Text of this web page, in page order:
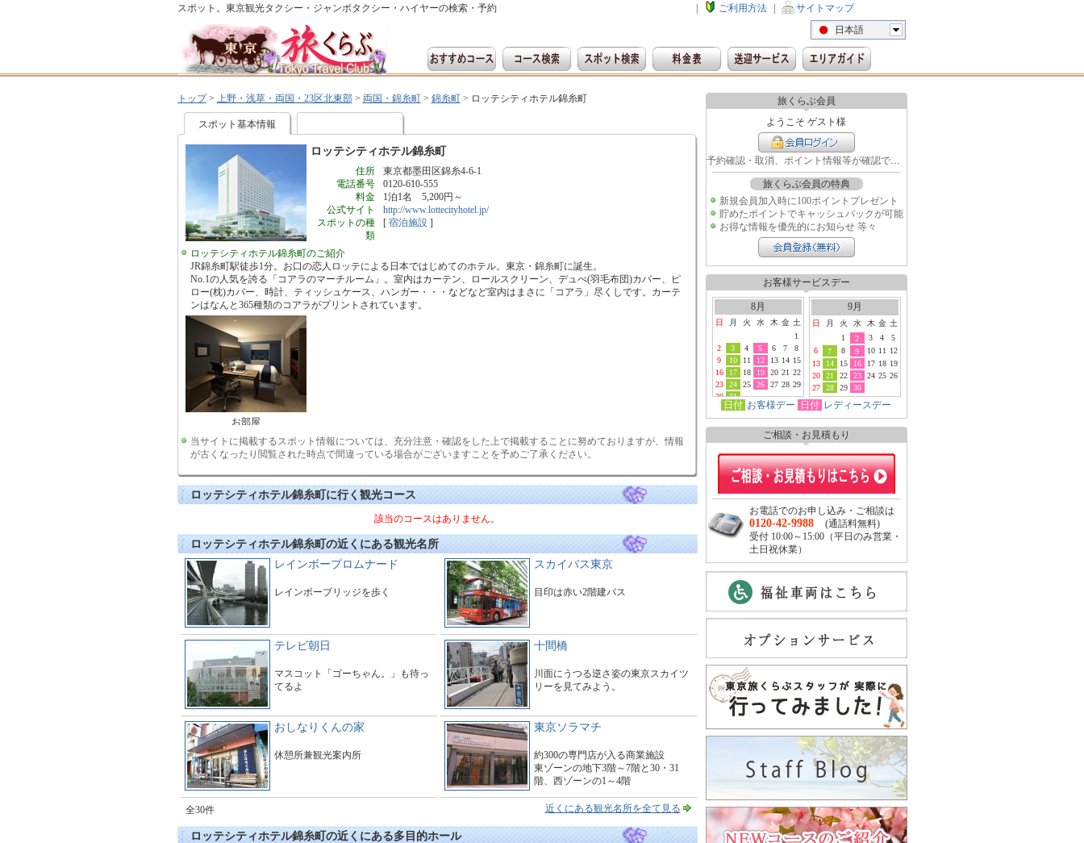
スポット。東京観光タクシー・ジャンボタクシー・ハイヤーの検索・予約 ご利用方法
サイトマップ
日本語
トップ> 上野・浅草・両国・23区北東部> 両国・錦糸町> 錦糸町> ロッテシティホテル錦糸町
スポット基本情報
ロッテシティホテル錦糸町
住所
東京都墨田区錦糸4-6-1
電話番号
0120-610-555
料金
1泊1名 5,200円～
公式サイト
http://www.lottecityhotel.jp/
スポットの種
類
[ 宿泊施設]
ロッテシティホテル錦糸町のご紹介
JR錦糸町駅徒歩1分。お口の恋人ロッテによる日本ではじめてのホテル。東京・錦糸町に誕生。
No.1の人気を誇る「コアラのマーチルーム」。室内はカーテン、ロールスクリーン、デュべ(羽毛布団)カバー、ピ
ロー(枕)カバー、時計、ティッシュケース、ハンガー・・・などなど室内はまさに「コアラ」尽くしです。カーテ
ンはなんと365種類のコアラがプリントされています。
お部屋
当サイトに掲載するスポット情報については、充分注意・確認をした上で掲載することに努めておりますが、情報
が古くなったり閲覧された時点で間違っている場合がございますことを予めご了承ください。
ロッテシティホテル錦糸町に行く観光コース
該当のコースはありません。
ロッテシティホテル錦糸町の近くにある観光名所
レインボープロムナード
レインボーブリッジを歩く
スカイバス東京
目印は赤い2階建バス
テレビ朝日
マスコット「ゴーちゃん。」も待っ
てるよ
十間橋
川面にうつる逆さ姿の東京スカイツ
リーを見てみよう。
おしなりくんの家
休憩所兼観光案内所
東京ソラマチ
約300の専門店が入る商業施設
東ゾーンの地下3階～7階と30・31
階、西ゾーンの1～4階
設。
全30件 近くにある観光名所を全て見る
ロッテシティホテル錦糸町の近くにある多目的ホール
旅くらぶ会員
ようこそ ゲスト様
予約確認・取消、ポイント情報等が確認できます
旅くらぶ会員の特典
新規会員加入時に100ポイントプレゼント
貯めたポイントでキャッシュバックが可能
お得な情報を優先的にお知らせ 等々
お客様サービスデー
8月
日 月 火 水 木 金 土
1
2
3 4 5 6 7
8
9
10 11 12 13 14 15
16
17 18 19 20 21 22
23
24 25 26 27 28 29
30
31
9月
日 月 火 水 木 金 土
1
2 3 4
5
6
7 8 9 10 11
12
13
14 15 16 17 18 19
20
21 22 23 24 25 26
27
28 29 30
日付 お客様デー 日付 レディースデー
ご相談・お見積もり
お電話でのお申し込み・ご相談は
0120-42-9988 (通話料無料)
受付 10:00～15:00（平日のみ営業・
土日祝休業）